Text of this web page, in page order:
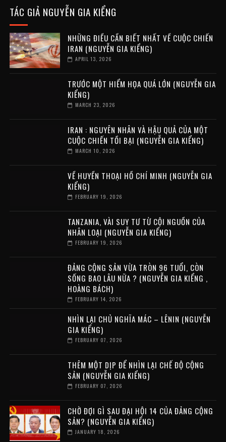
TÁC GIẢ NGUYỄN GIA KIỂNG
NHỮNG ĐIỀU CẦN BIẾT NHẤT VỀ CUỘC CHIẾN
IRAN (NGUYỄN GIA KIỂNG)
APRIL 13, 2026
TRƯỚC MỘT HIỂM HỌA QUÁ LỚN (NGUYỄN GIA
KIỂNG)
MARCH 23, 2026
IRAN : NGUYÊN NHÂN VÀ HẬU QUẢ CỦA MỘT
CUỘC CHIẾN TỒI BẠI (NGUYỄN GIA KIỂNG)
MARCH 10, 2026
VỀ HUYỀN THOẠI HỒ CHÍ MINH (NGUYỄN GIA
KIỂNG)
FEBRUARY 19, 2026
TANZANIA, VÀI SUY TƯ TỪ CỘI NGUỒN CỦA
NHÂN LOẠI (NGUYỄN GIA KIỂNG)
FEBRUARY 19, 2026
ĐẢNG CỘNG SẢN VỪA TRÒN 96 TUỔI, CÒN
SỐNG BAO LÂU NỮA ? (NGUYỄN GIA KIỂNG ,
HOÀNG BÁCH)
FEBRUARY 14, 2026
NHÌN LẠI CHỦ NGHĨA MÁC – LÊNIN (NGUYỄN
GIA KIỂNG)
FEBRUARY 07, 2026
THÊM MỘT DỊP ĐỂ NHÌN LẠI CHẾ ĐỘ CỘNG
SẢN (NGUYỄN GIA KIỂNG)
FEBRUARY 07, 2026
CHỜ ĐỢI GÌ SAU ĐẠI HỘI 14 CỦA ĐẢNG CỘNG
SẢN? (NGUYỄN GIA KIỂNG)
JANUARY 18, 2026